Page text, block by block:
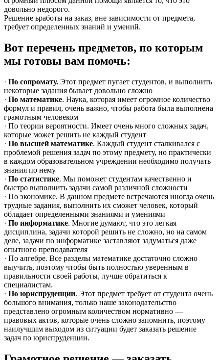
довольно недорого.
Решение ьработы на заказ, вне зависимости от предмета,
требует определенных знаний и умений.
Вот перечень предметов, по которым
мы готовы вам помочь:
· По сопромату. Этот предмет пугает студентов, и выполнить
некоторые задания бывает довольно сложно
· По математике. Наука, которая имеет огромное количество
формул и правил, очень важно, чтобы работа была выполнена
грамотным человеком
· По теории вероятности. Имеет очень много сложных задач,
которые может решить не каждый студент
· По высшей математике. Каждый студент сталкивался с
проблемой решения задач по этому предмету, но практически
в каждом образовательном учреждении необходимо получать
знания по нему
· По статистике. Мы поможет студентам качественно и
быстро выполнить задачи самой различной сложности
· По экономике. В данном предмете встречаются иногда очень
трудные задания, выполнить их сможет человек, который
обладает определенными знаниями и умениями
· По информатике. Многие думают, что это легкая
дисциплина, задачи которой решить не сложно, но на самом
деле, задачи по информатике заставляют задуматься даже
опытного преподавателя
· По алгебре. Все разделы математике достаточно сложно
выучить, поэтому чтобы быть полностью уверенным в
правильности своей работы, лучше обратиться к
специалистам.
· По юриспруденции. Этот предмет требует от студента очень
большого внимания, только наше законодательство
представлено огромным количеством нормативно —
правовых актов, которые очень сложно запомнить, поэтому
наилучшим выходом из ситуации будет заказать решение
задач по юриспруденции.